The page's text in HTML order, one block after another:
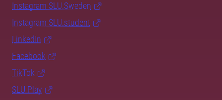
Instagram SLU.Sweden
Instagram SLU.student
LinkedIn
Facebook
TikTok
SLU Play